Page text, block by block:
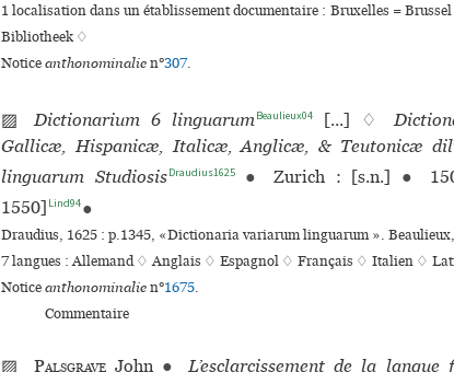
1 localisation dans un établissement documentaire : Bruxelles =
Bibliotheek ♢
Noticeanthonominalien°307.
▨Dictionarium 6 linguarumBeaulieux04 [...] ♢
Gallicæ, Hispanicæ, Italicæ, Anglicæ, & Teutonicæ
linguarum StudiosisDraudius1625 ● Zurich : [s.n.] ●
1550] Lind94●
Draudius, 1625 : p.1345, «Dictionaria variarum linguarum ».
7 langues :Allemand ♢Anglais ♢ Espagnol ♢ Français ♢ Italien ♢
Noticeanthonominalien°1675.
Commentaire
▨ Palsgrave John ● L’esclarcissement de la langue